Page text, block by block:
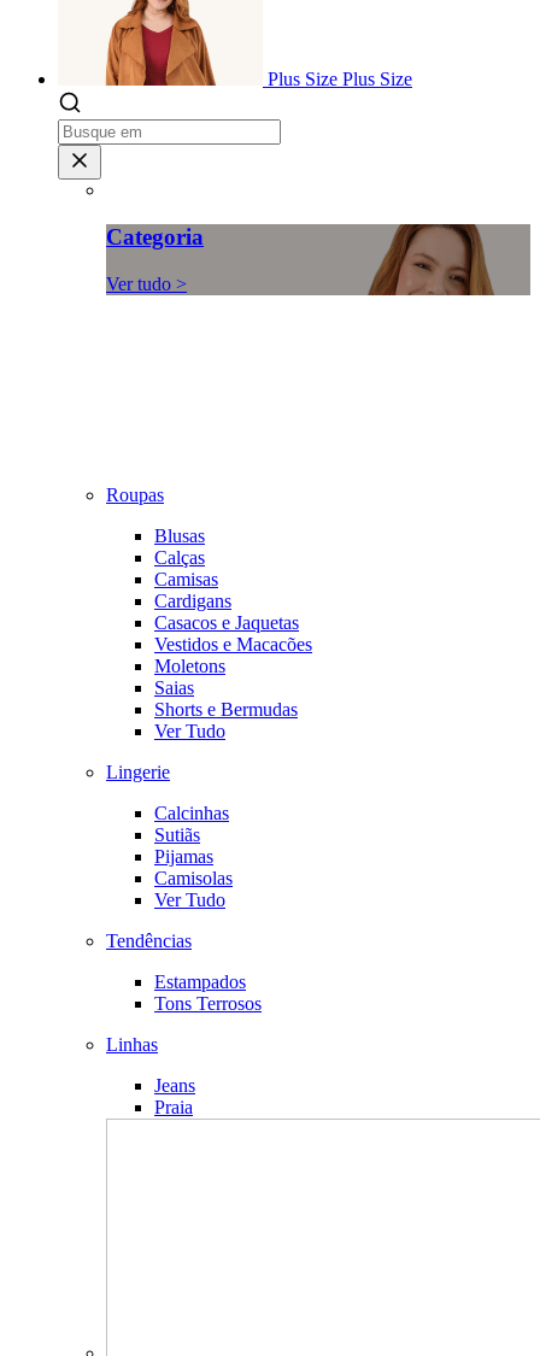
Plus Size Plus Size
Categoria
Ver tudo >
Roupas
Blusas
Calças
Camisas
Cardigans
Casacos e Jaquetas
Vestidos e Macacões
Moletons
Saias
Shorts e Bermudas
Ver Tudo
Lingerie
Calcinhas
Sutiãs
Pijamas
Camisolas
Ver Tudo
Tendências
Estampados
Tons Terrosos
Linhas
Jeans
Praia